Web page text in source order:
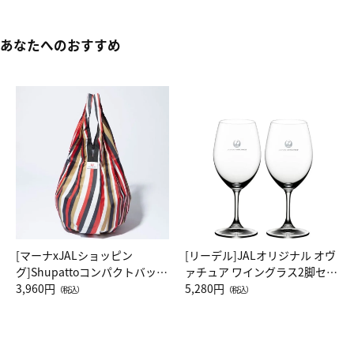
あなたへのおすすめ
[マーナxJALショッピン
グ]Shupattoコンパクトバッグ
Drop JAL客室乗務員（LC）ス
3,960円 （税込）
[リーデル]JALオリジナル オヴ
ァチュア ワイングラス2脚セッ
ト（レッドワイン）
5,280円 （税込）